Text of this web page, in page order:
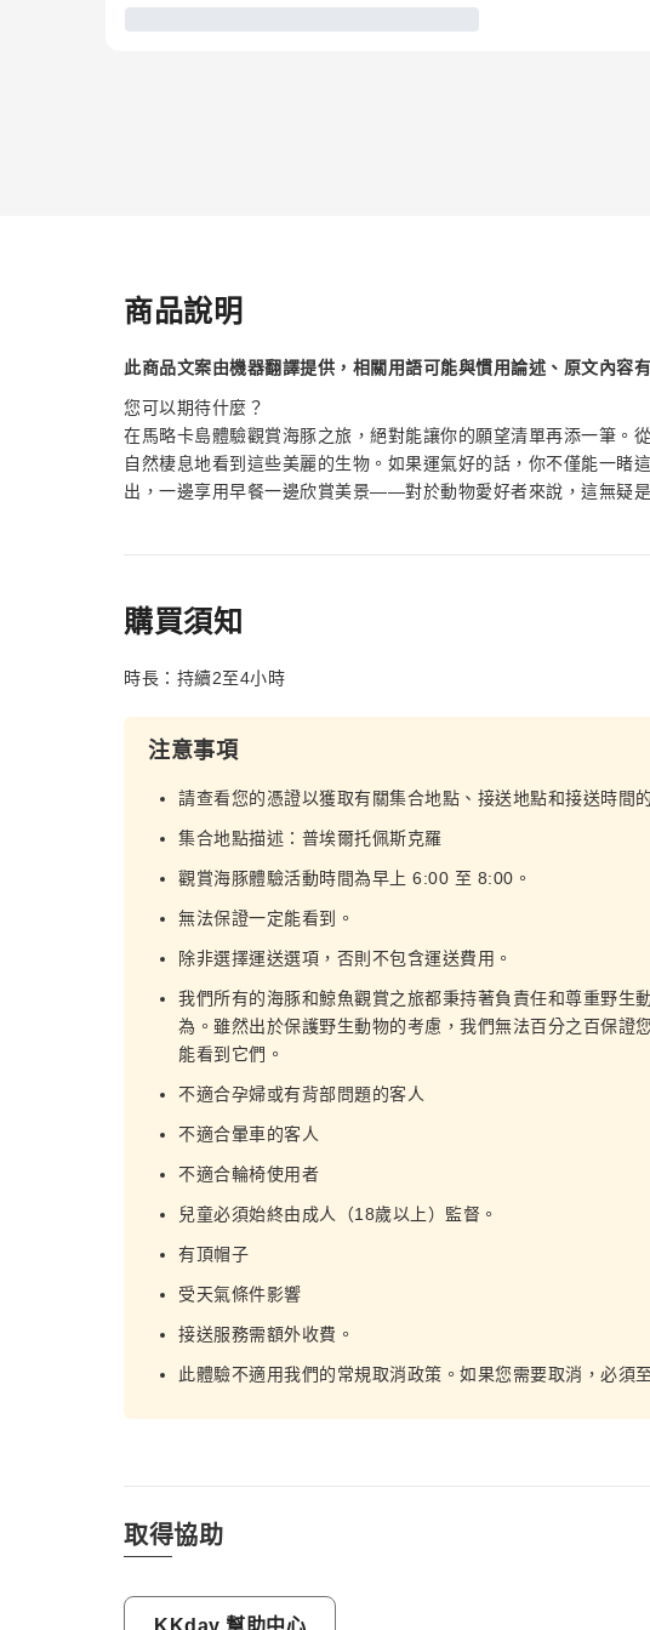
商品說明
此商品文案由機器翻譯提供，相關用語可能與慣用論述、原文內容
您可以期待什麼？
在馬略卡島體驗觀賞海豚之旅，絕對能讓你的願望清單再添一筆。
自然棲息地看到這些美麗的生物。如果運氣好的話，你不僅能一睹
出，一邊享用早餐一邊欣賞美景——對於動物愛好者來說，這無疑是
購買須知
時長：持續2至4小時
注意事項
請查看您的憑證以獲取有關集合地點、接送地點和接送時間
集合地點描述：普埃爾托佩斯克羅
觀賞海豚體驗活動時間為早上 6:00 至 8:00。
無法保證一定能看到。
除非選擇運送選項，否則不包含運送費用。
我們所有的海豚和鯨魚觀賞之旅都秉持著負責任和尊重野生
為。雖然出於保護野生動物的考慮，我們無法百分之百保證
能看到它們。
不適合孕婦或有背部問題的客人
不適合暈車的客人
不適合輪椅使用者
兒童必須始終由成人（18歲以上）監督。
有頂帽子
受天氣條件影響
接送服務需額外收費。
此體驗不適用我們的常規取消政策。如果您需要取消，必須
取得協助
KKday 幫助中心